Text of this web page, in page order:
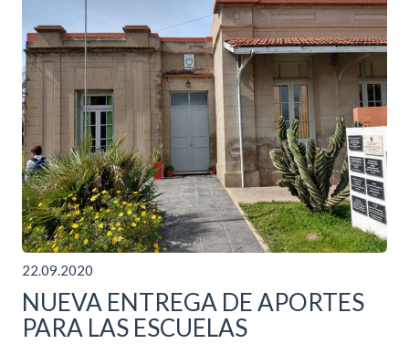
22.09.2020
NUEVA ENTREGA DE APORTES
PARA LAS ESCUELAS